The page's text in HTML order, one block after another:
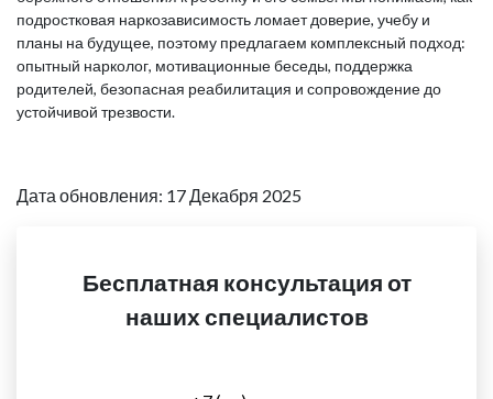
подростковая наркозависимость ломает доверие, учебу и
планы на будущее, поэтому предлагаем комплексный подход:
опытный нарколог, мотивационные беседы, поддержка
родителей, безопасная реабилитация и сопровождение до
устойчивой трезвости.
Дата обновления: 17 Декабря 2025
Бесплатная консультация от
наших специалистов